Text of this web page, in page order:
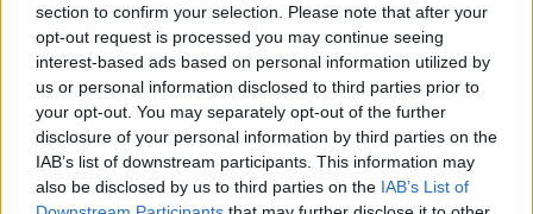
section to confirm your selection. Please note that after your
opt-out request is processed you may continue seeing
interest-based ads based on personal information utilized by
us or personal information disclosed to third parties prior to
your opt-out. You may separately opt-out of the further
disclosure of your personal information by third parties on the
IAB’s list of downstream participants. This information may
also be disclosed by us to third parties on the IAB’s List of
Deseu el meu nom, el correu electrònic i el lloc web en
aquest navegador per a la propera vegada que comenti.